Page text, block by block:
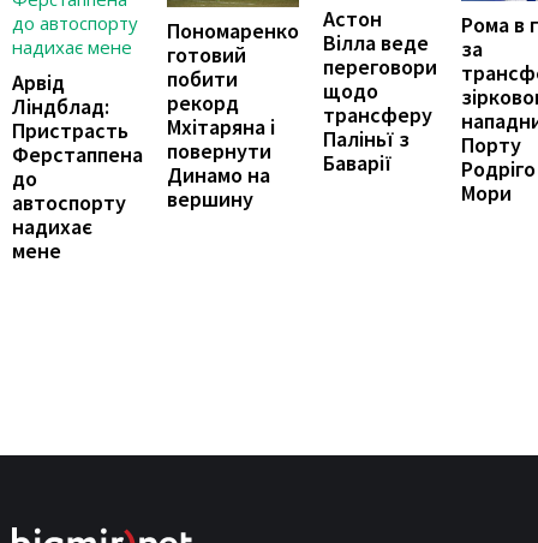
Арвід
Ліндблад:
Пристрасть
Ферстаппена
до
автоспорту
надихає
мене
Пономаренко
готовий
побити
рекорд
Мхітаряна і
повернути
Динамо на
вершину
Астон
Вілла веде
переговори
щодо
трансферу
Паліньї з
Баварії
Рома в
за
Порту
Родріго
Мори